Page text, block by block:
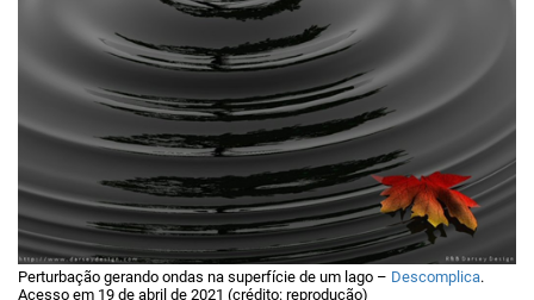
Perturbação gerando ondas na superfície de um lago – Descomplica.
Acesso em 19 de abril de 2021 (crédito: reprodução)